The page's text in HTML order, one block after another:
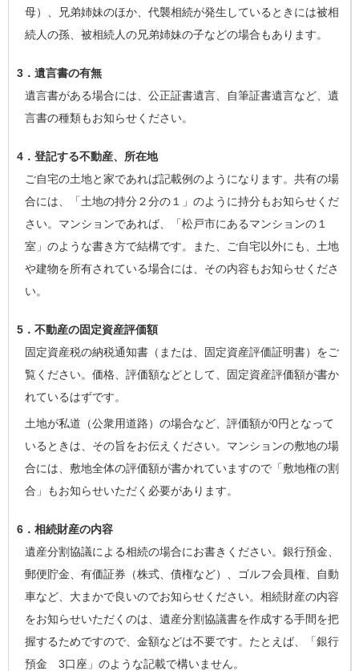
母）、兄弟姉妹のほか、代襲相続が発生しているときには被相
続人の孫、被相続人の兄弟姉妹の子などの場合もあります。
3．遺言書の有無
遺言書がある場合には、公正証書遺言、自筆証書遺言など、遺
言書の種類もお知らせください。
4．登記する不動産、所在地
ご自宅の土地と家であれば記載例のようになります。共有の場
合には、「土地の持分２分の１」のように持分もお知らせくだ
さい。マンションであれば、「松戸市にあるマンションの１
室」のような書き方で結構です。また、ご自宅以外にも、土地
や建物を所有されている場合には、その内容もお知らせくださ
い。
5．不動産の固定資産評価額
固定資産税の納税通知書（または、固定資産評価証明書）をご
覧ください。価格、評価額などとして、固定資産評価額が書か
れているはずです。
土地が私道（公衆用道路）の場合など、評価額が0円となって
いるときは、その旨をお伝えください。マンションの敷地の場
合には、敷地全体の評価額が書かれていますので「敷地権の割
合」もお知らせいただく必要があります。
6．相続財産の内容
遺産分割協議による相続の場合にお書きください。銀行預金、
郵便貯金、有価証券（株式、債権など）、ゴルフ会員権、自動
車など、大まかで良いのでお知らせください。相続財産の内容
をお知らせいただくのは、遺産分割協議書を作成する手間を把
握するためですので、金額などは不要です。たとえば、「銀行
預金 3口座」のような記載で構いません。